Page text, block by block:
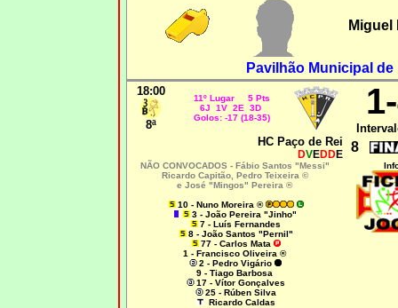
Miguel
Pavilhão Municipal
18:00
8ª
11º Lugar 5 Pts
6J 1V 2E 3D
Golos: -17 (18-35)
HC Paço de Rei
DVEDDE 8
NÃO CONVOCADOS - Fábio Santos "Messi"
Ricardo Capitão, Pedro Teixeira ©
e José "Mingos" Pereira ®
10 - Nuno Moreira ®
3 - João Pereira "Jinho"
7 - Luís Fernandes
8 - João Santos "Pernil"
77 - Carlos Mata
1 - Francisco Oliveira ®
2 - Pedro Vigário
9 - Tiago Barbosa
17 - Vítor Gonçalves
25 - Rúben Silva
Ricardo Caldas